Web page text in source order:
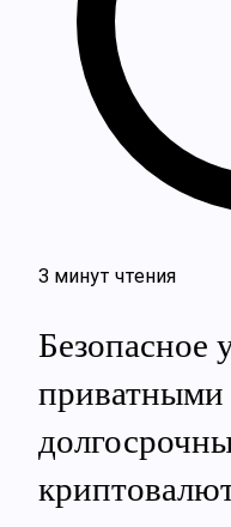
3 минут чтения
Безопасное